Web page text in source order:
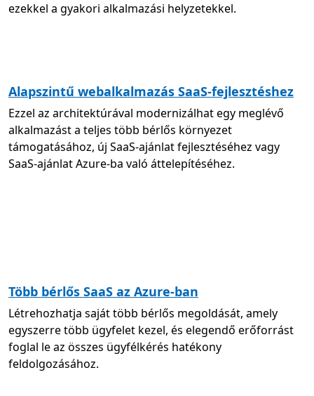
ezekkel a gyakori alkalmazási helyzetekkel.
Alapszintű webalkalmazás SaaS-fejlesztéshez
Ezzel az architektúrával modernizálhat egy meglévő
alkalmazást a teljes több bérlős környezet
támogatásához, új SaaS-ajánlat fejlesztéséhez vagy
SaaS-ajánlat Azure-ba való áttelepítéséhez.
Több bérlős SaaS az Azure-ban
Létrehozhatja saját több bérlős megoldását, amely
egyszerre több ügyfelet kezel, és elegendő erőforrást
foglal le az összes ügyfélkérés hatékony
feldolgozásához.